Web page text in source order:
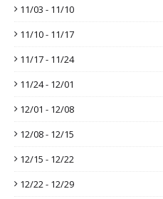
11/03 - 11/10
11/10 - 11/17
11/17 - 11/24
11/24 - 12/01
12/01 - 12/08
12/08 - 12/15
12/15 - 12/22
12/22 - 12/29